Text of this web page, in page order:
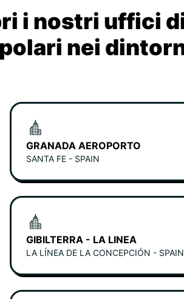
i nostri uffici
nei
GRANADA AEROPORTO
SANTA FE - SPAIN
GIBILTERRA - LA LINEA
LA LÍNEA DE LA CONCEPCIÓN - SPAIN